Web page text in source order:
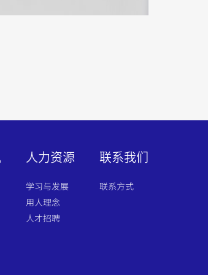
人力资源
学习与发展
用人理念
人才招聘
联系我们
联系方式